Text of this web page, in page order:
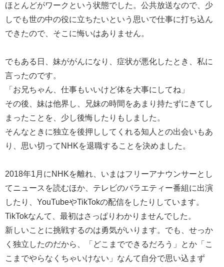
ほとんどがワークという状態でした。公共放送なので、少
しでも世の中の役に立ちたいという思いで仕事に打ち込ん
できたので、そこに悔いはありません。
でもある日、妹ががんになり、症状が悪化したとき、私に
言ったのです。
「お兄ちゃん、仕事もいいけど体を大事にしてね」
その後、妹は他界し、兄妹の時間をあまり持たずにきてし
まったことを、少し後悔したりもしました。
そんなときに独立を後押ししてくれる知人との出会いもあ
り、思い切ってNHKを退職することを決めました。
2018年1月にNHKを離れ、いまはフリーアナウンサーとし
てニュースを読むほか、テレビのバラエティー番組に出演
したり、YouTubeやTikTokの配信をしたりしています。
TikTokなんて、最初はさっぱりわかりませんでした。
新しいことに挑戦するのは勇気がいります。でも、せっか
く独立したのだから、「どこまでできるだろう」とか「こ
こまでやらなくちゃいけない」なんて自分で思い込まず